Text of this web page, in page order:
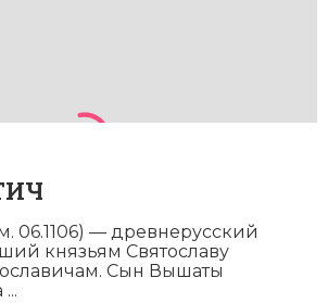
и топонимика
и духовной культуры
отношений
06.1106) — древнерусский
князьям Святославу
Сын Вышаты